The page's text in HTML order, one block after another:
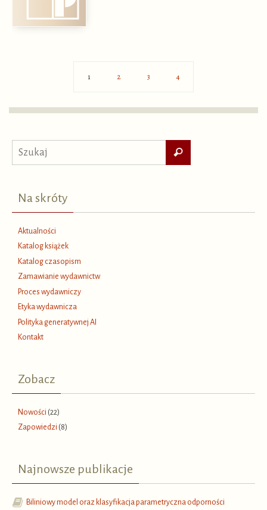
1 2 3 4
Szukaj
Na skróty
Aktualności
Katalog książek
Katalog czasopism
Zamawianie wydawnictw
Proces wydawniczy
Etyka wydawnicza
Polityka generatywnej AI
Kontakt
Zobacz
Nowości (22)
Zapowiedzi (8)
Najnowsze publikacje
Biliniowy model oraz klasyfikacja parametryczna odporności